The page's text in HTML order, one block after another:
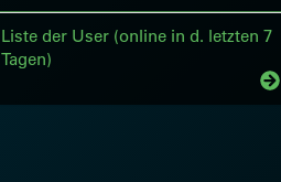
Liste der User (online in d. letzten 7
Tagen)